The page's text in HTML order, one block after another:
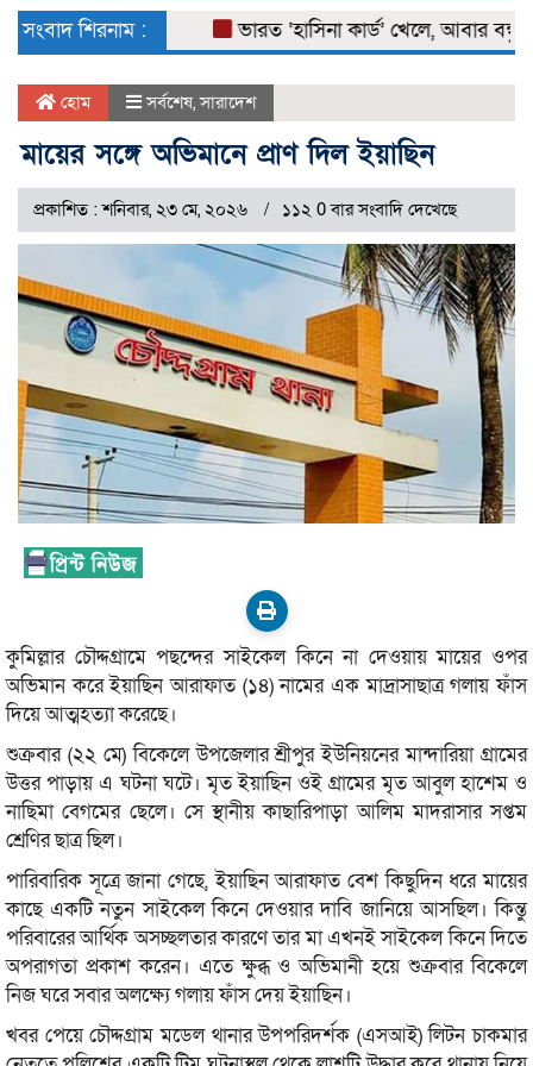
সংবাদ শিরনাম :
ভারত ‘হাসিনা কার্ড’ খেলে, আবার বন্ধুত্বও
হোম সর্বশেষ,সারাদেশ
মায়ের সঙ্গে অভিমানে প্রাণ দিল ইয়াছিন
প্রকাশিত : শনিবার, ২৩ মে, ২০২৬ ১১২ 0 বার সংবাদি দেখেছে
কুমিল্লার চৌদ্দগ্রামে পছন্দের সাইকেল কিনে না দেওয়ায় মায়ের ওপর
অভিমান করে ইয়াছিন আরাফাত (১৪) নামের এক মাদ্রাসাছাত্র গলায় ফাঁস
দিয়ে আত্মহত্যা করেছে।
শুক্রবার (২২ মে) বিকেলে উপজেলার শ্রীপুর ইউনিয়নের মান্দারিয়া গ্রামের
উত্তর পাড়ায় এ ঘটনা ঘটে। মৃত ইয়াছিন ওই গ্রামের মৃত আবুল হাশেম ও
নাছিমা বেগমের ছেলে। সে স্থানীয় কাছারিপাড়া আলিম মাদরাসার সপ্তম
শ্রেণির ছাত্র ছিল।
পারিবারিক সূত্রে জানা গেছে, ইয়াছিন আরাফাত বেশ কিছুদিন ধরে মায়ের
কাছে একটি নতুন সাইকেল কিনে দেওয়ার দাবি জানিয়ে আসছিল। কিন্তু
পরিবারের আর্থিক অসচ্ছলতার কারণে তার মা এখনই সাইকেল কিনে দিতে
অপরাগতা প্রকাশ করেন। এতে ক্ষুব্ধ ও অভিমানী হয়ে শুক্রবার বিকেলে
নিজ ঘরে সবার অলক্ষ্যে গলায় ফাঁস দেয় ইয়াছিন।
খবর পেয়ে চৌদ্দগ্রাম মডেল থানার উপপরিদর্শক (এসআই) লিটন চাকমার